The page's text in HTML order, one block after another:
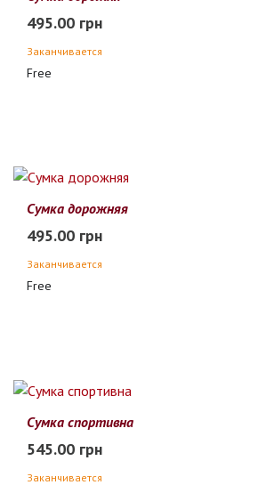
495.00 грн
Заканчивается
Free
Сумка дорожняя
495.00 грн
Заканчивается
Free
Сумка спортивна
545.00 грн
Заканчивается